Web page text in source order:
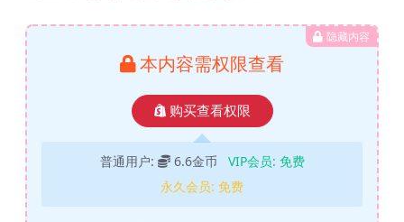
隐藏内容
本内容需权限查看
购买查看权限
普通用户: 6.6金币 VIP会员: 免费
永久会员: 免费